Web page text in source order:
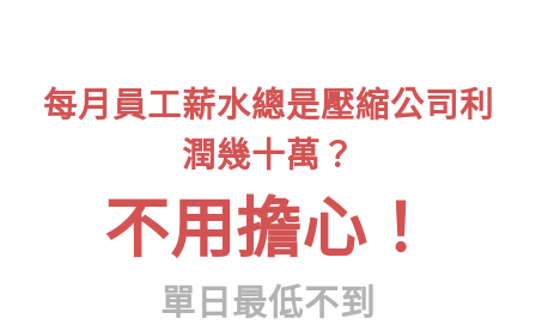
每月員工薪水總是壓縮公司利
潤幾十萬？
不用擔心！
單日最低不到